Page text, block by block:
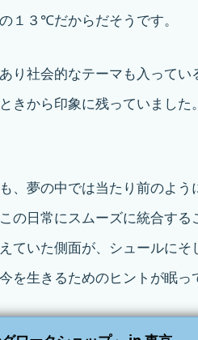
１３℃だからだそうです。
り社会的なテーマも入ってい
から印象に残っていました
、夢の中では当たり前のよう
の日常にスムーズに統合する
いた側面が、シュールにそ
生きるためのヒントが眠っ